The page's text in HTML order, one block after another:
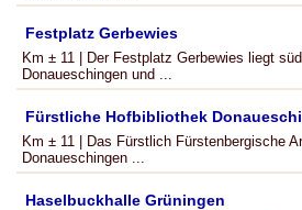
Festplatz Gerbewies
Km ± 11 | Der Festplatz Gerbewies liegt
Donaueschingen und ...
Fürstliche Hofbibliothek
Km ± 11 | Das Fürstlich Fürstenbergische
Donaueschingen ...
Haselbuckhalle Grüningen